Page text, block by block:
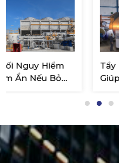
Tẩy Lò Hơi Định Kỳ
Giúp Tăng Tuổi
Quyết Từ Chuyên